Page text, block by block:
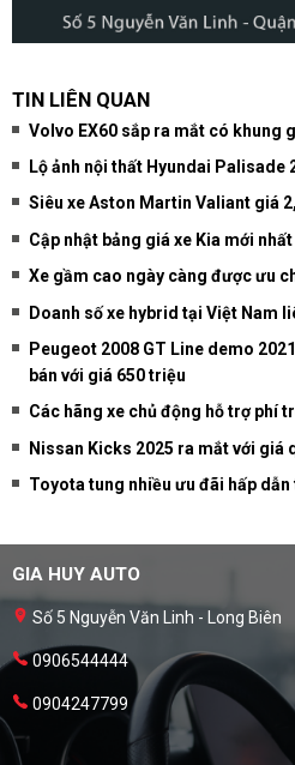
TIN LIÊN QUAN
Volvo EX60 sắp ra mắt có khung
Lộ ảnh nội thất Hyundai Palisade
Siêu xe Aston Martin Valiant giá
Cập nhật bảng giá xe Kia mới
Xe gầm cao ngày càng được ưu
Doanh số xe hybrid tại Việt Nam
Peugeot 2008 GT Line demo
bán với giá 650 triệu
Các hãng xe chủ động hỗ trợ phí
Nissan Kicks 2025 ra mắt với giá
Toyota tung nhiều ưu đãi hấp
GIA HUY AUTO
Số 5 Nguyễn Văn Linh - Long Biên
0906544444
0904247799